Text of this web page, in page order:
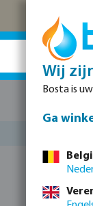
Wij
Bosta is
Ga